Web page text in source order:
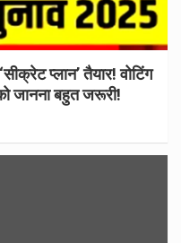
प्लान’ तैयार! वोटिंग
जानना बहुत जरूरी!